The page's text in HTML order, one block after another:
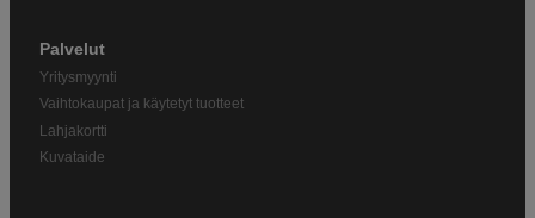
Palvelut
Yritysmyynti
Vaihtokaupat ja käytetyt tuotteet
Lahjakortti
Kuvataide